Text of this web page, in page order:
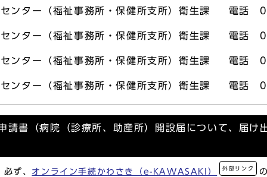
センター（福祉事務所・保健所支所）衛生課 電
センター（福祉事務所・保健所支所）衛生課 電
センター（福祉事務所・保健所支所）衛生課 電
センター（福祉事務所・保健所支所）衛生課 電
請書（病院（診療所、助産所）開設届について、届け
ず、 オンライン手続かわさき（e-KAWASAKI） 外部リンク